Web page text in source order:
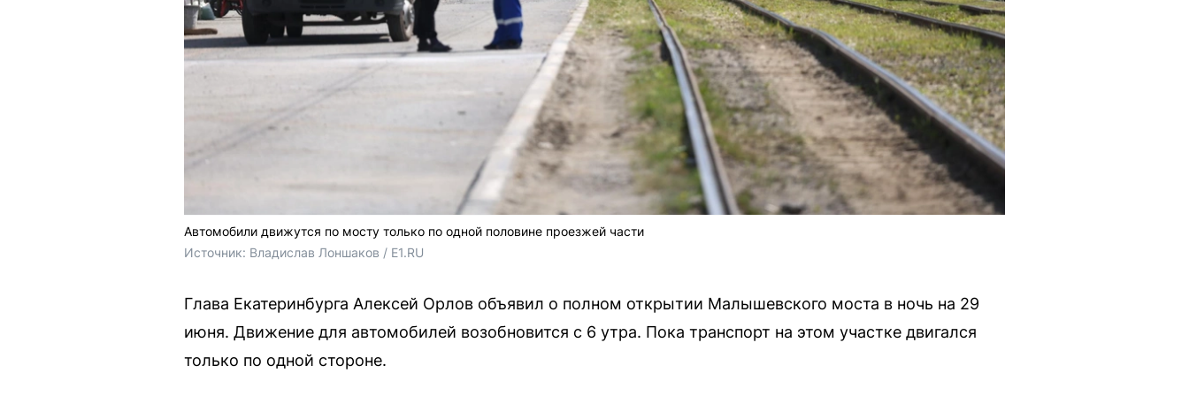
Автомобили движутся по мосту только по одной половине проезжей части
Источник: Владислав Лоншаков / E1.RU
Глава Екатеринбурга Алексей Орлов объявил о полном открытии Малышевского моста в ночь на 29
июня. Движение для автомобилей возобновится с 6 утра. Пока транспорт на этом участке двигался
только по одной стороне.